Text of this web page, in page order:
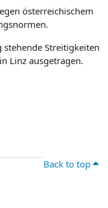
österreichischem
Streitigkeiten
Linz ausgetragen.
Back to top